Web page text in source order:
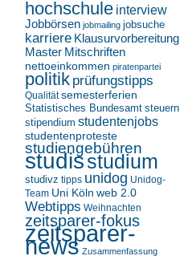
hochschule interview
Jobbörsen jobmailing jobsuche
karriere Klausurvorbereitung
Master Mitschriften
nettoeinkommen piratenpartei
politik prüfungstipps
Qualität semesterferien
Statistisches Bundesamt steuern
stipendium studentenjobs
studentenproteste
studiengebühren
studisstudium
studivz tipps unidog Unidog-
Team Uni Köln web 2.0
Webtipps Weihnachten
zeitsparer-fokus
zeitsparer-
news Zusammenfassung